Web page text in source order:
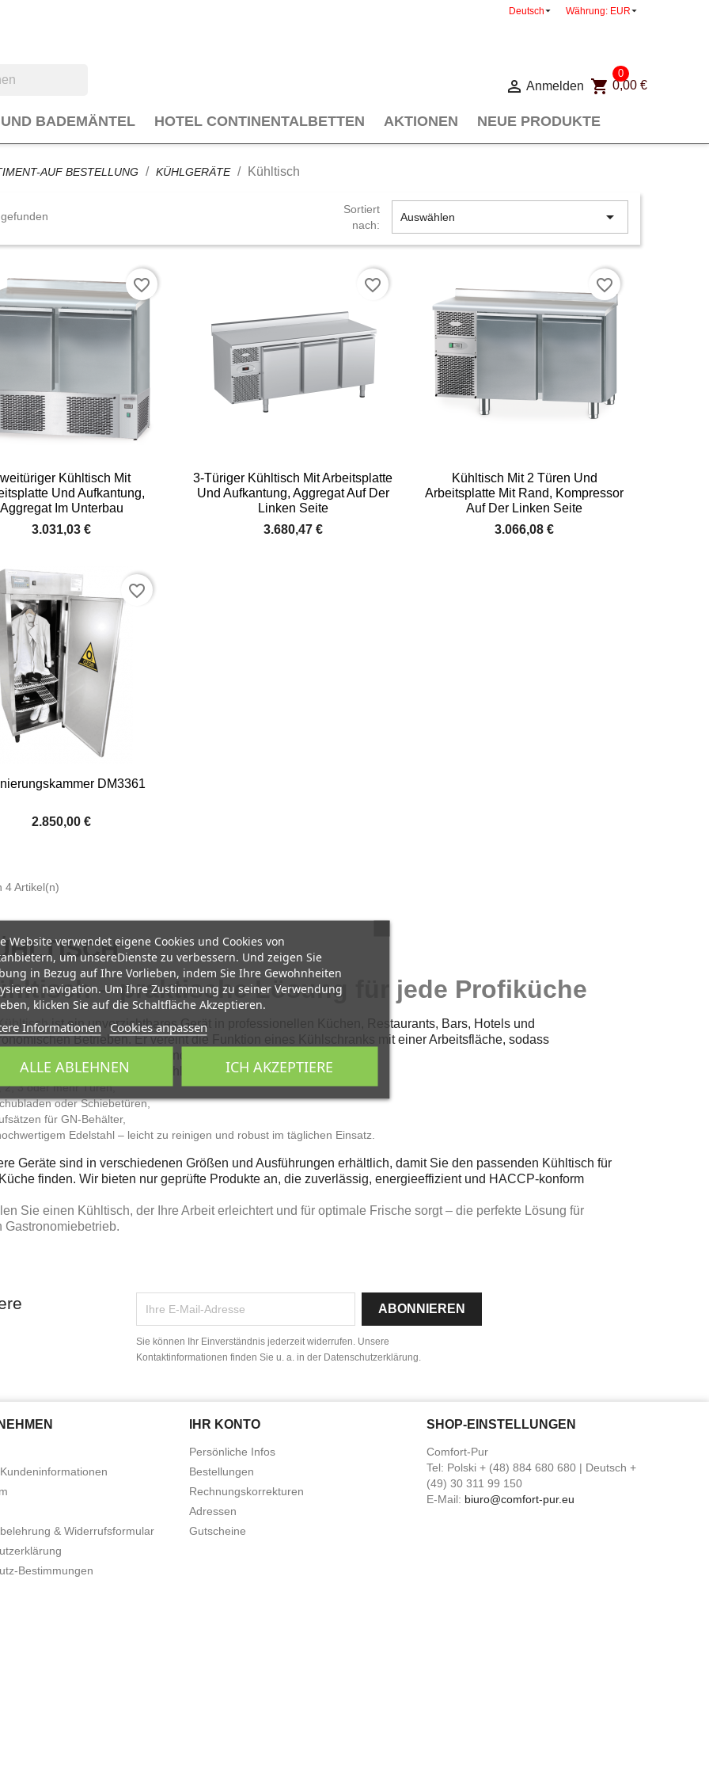
Deutsch Währung: EUR
shopping_cart
0
0,00 €
 Anmelden
Website verwendet eigene Cookies und Cookies von
um unsereDienste zu verbessern. Und zeigen Sie
in Bezug auf Ihre Vorlieben, indem Sie Ihre Gewohnheiten
navigation. Um Ihre Zustimmung zu seiner Verwendung
klicken Sie auf die Schaltfläche Akzeptieren.
Informationen Cookies anpassen
ALLE ABLEHNEN ICH AKZEPTIERE
BADEMÄNTEL HOTEL CONTINENTALBETTEN AKTIONEN NEUE PRODUKTE
AUF BESTELLUNG KÜHLGERÄTE Kühltisch
Sortiert
nach:
Auswählen 
Kühltisch Mit
Und Aufkantung,
Aggregat Im Unterbau
3.031,03 €
Vorschau
favorite_border
3-Türiger Kühltisch Mit Arbeitsplatte
Und Aufkantung, Aggregat Auf Der
Linken Seite
3.680,47 €
Vorschau
favorite_border
Kühltisch Mit 2 Türen Und
Arbeitsplatte Mit Rand, Kompressor
Auf Der Linken Seite
3.066,08 €
Vorschau
favorite_border
DM3361
2.850,00 €
Vorschau
favorite_border
4 Artikel(n)
– praktische Lösung für jede Profiküche
ist ein unverzichtbares Gerät in professionellen Küchen, Restaurants, Bars, Hotels und
Betrieben. Er vereint die Funktion eines Kühlschranks mit einer Arbeitsfläche, sodass
Sortiment finden Sie Kühltische:
2, 3 oder mehr Türen,
oder Schiebetüren,
für GN-Behälter,
Edelstahl – leicht zu reinigen und robust im täglichen Einsatz.
Geräte sind in verschiedenen Größen und Ausführungen erhältlich, damit Sie den passenden Kühltisch für
Küche finden. Wir bieten nur geprüfte Produkte an, die zuverlässig, energieeffizient und HACCP-konform
Sie einen Kühltisch, der Ihre Arbeit erleichtert und für optimale Frische sorgt – die perfekte Lösung für
Gastronomiebetrieb.
Sie können Ihr Einverständnis jederzeit widerrufen. Unsere
Kontaktinformationen finden Sie u. a. in der Datenschutzerklärung.
& Widerrufsformular
Bestimmungen
IHR KONTO
Persönliche Infos
Bestellungen
Rechnungskorrekturen
Adressen
Gutscheine
SHOP-EINSTELLUNGEN
Comfort-Pur
Tel: Polski + (48) 884 680 680 | Deutsch +
(49) 30 311 99 150
E-Mail: biuro@comfort-pur.eu